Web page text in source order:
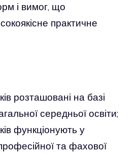
і вимог, що
практичне
розташовані на базі
середньої освіти;
функціонують у
та фахової